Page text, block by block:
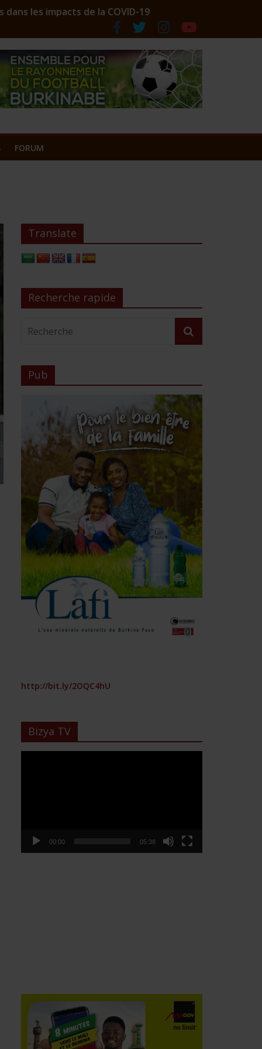
les impacts de la COVID-19
des comptoirs lance ses couleurs
FORUM
Translate
Recherche rapide
Pub
http://bit.ly/2OQC4hU
Bizya TV
00:00 05:38